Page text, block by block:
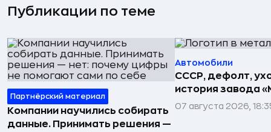
Публикации по теме
Партнёрский материал
Компании научились собирать
данные. Принимать решения —
Автомобили
СССР, дефолт,
история завода
07 августа 2026,